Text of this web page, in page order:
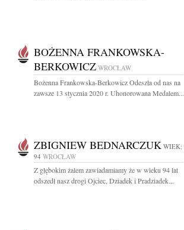
BOŻENNA FRANKOWSKA-
BERKOWICZ WROCŁAW
Bożenna Frankowska-Berkowicz Odeszła od nas na
zawsze 13 stycznia 2020 r. Uhonorowana Medalem...
ZBIGNIEW BEDNARCZUK WIEK:
94 WROCŁAW
Z głębokim żalem zawiadamiamy że w wieku 94 lat
odszedł nasz drogi Ojciec, Dziadek i Pradziadek...